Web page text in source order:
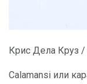
Крис Дела Круз /
Calamansi или